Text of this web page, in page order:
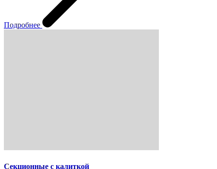
Подробнее
Секционные с калиткой